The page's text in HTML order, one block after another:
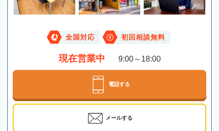
全国対応 初回相談無料
現在営業中 9:00～18:00
電話する
メールする